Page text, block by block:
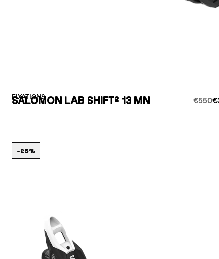
FIXATIONS
SALOMON LAB SHIFT² 13 MN €550
-25%